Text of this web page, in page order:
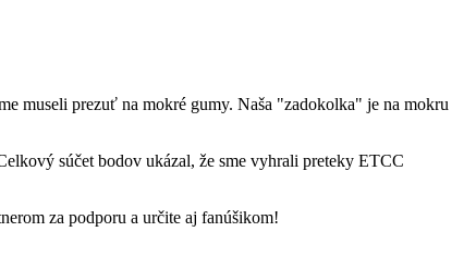
museli prezuť na mokré gumy. Naša "zadokolka" je na mokru
súčet bodov ukázal, že sme vyhrali preteky ETCC
za podporu a určite aj fanúšikom!